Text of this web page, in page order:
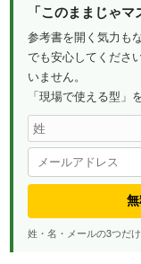
「このままじゃ
参考書を開く気力
でも安心してくださ
いません。
「現場で使える型」
姓・名・メールの3つだ